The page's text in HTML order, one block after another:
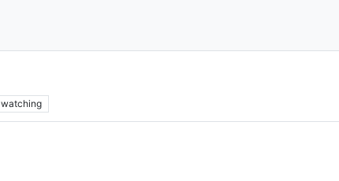
watching